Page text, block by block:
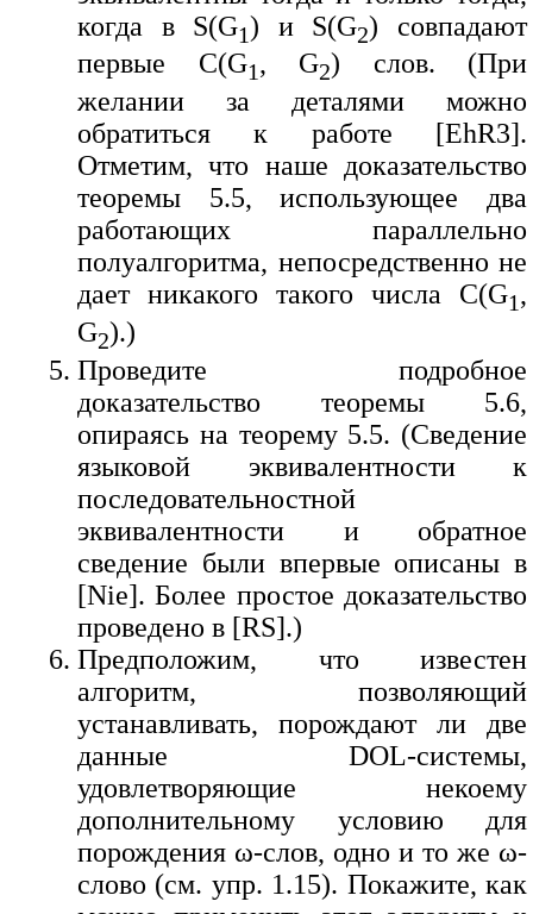
когда в S(G1) и S(G2) совпадают
первые C(G1, G2) слов. (При
желании за деталями можно
обратиться к работе [EhR3].
Отметим, что наше доказательство
теоремы 5.5, использующее два
работающих параллельно
полуалгоритма, непосредственно не
дает никакого такого числа C(G1,
G2).)
Проведите подробное
доказательство теоремы 5.6,
опираясь на теорему 5.5. (Сведение
языковой эквивалентности к
последовательностной
эквивалентности и обратное
сведение были впервые описаны в
[Nie]. Более простое доказательство
проведено в [RS].)
Предположим, что известен
алгоритм, позволяющий
устанавливать, порождают ли две
данные DOL-системы,
удовлетворяющие некоему
дополнительному условию для
порождения ω-слов, одно и то же ω-
слово (см. упр. 1.15). Покажите, как